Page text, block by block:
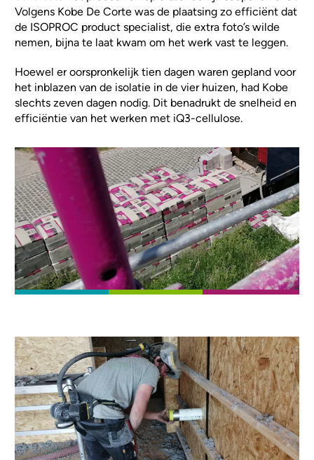
Volgens Kobe De Corte was de plaatsing zo efficiënt dat
de ISOPROC product specialist, die extra foto’s wilde
nemen, bijna te laat kwam om het werk vast te leggen.
Hoewel er oorspronkelijk tien dagen waren gepland voor
het inblazen van de isolatie in de vier huizen, had Kobe
slechts zeven dagen nodig. Dit benadrukt de snelheid en
efficiëntie van het werken met iQ3-cellulose.